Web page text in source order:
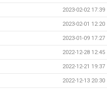
2023-02-02 17:39
2023-02-01 12:20
2023-01-09 17:27
2022-12-28 12:45
2022-12-21 19:37
2022-12-13 20:30